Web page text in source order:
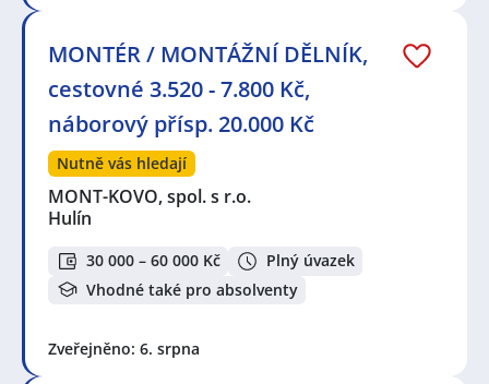
MONTÉR / MONTÁŽNÍ DĚLNÍK,
cestovné 3.520 - 7.800 Kč,
náborový přísp. 20.000 Kč
Nutně vás hledají
MONT-KOVO, spol. s r.o.
Hulín
30 000 – 60 000 Kč
Plný úvazek
Vhodné také pro absolventy
Zveřejněno: 6. srpna